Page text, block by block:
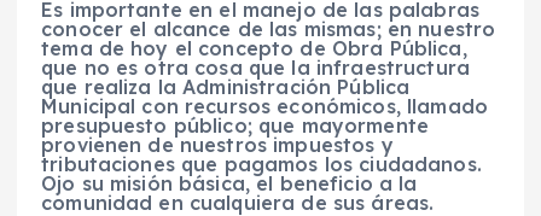
Es importante en el manejo de las palabras
conocer el alcance de las mismas; en nuestro
tema de hoy el concepto de Obra Pública,
que no es otra cosa que la infraestructura
que realiza la Administración Pública
Municipal con recursos económicos, llamado
presupuesto público; que mayormente
provienen de nuestros impuestos y
tributaciones que pagamos los ciudadanos.
Ojo su misión básica, el beneficio a la
comunidad en cualquiera de sus áreas.